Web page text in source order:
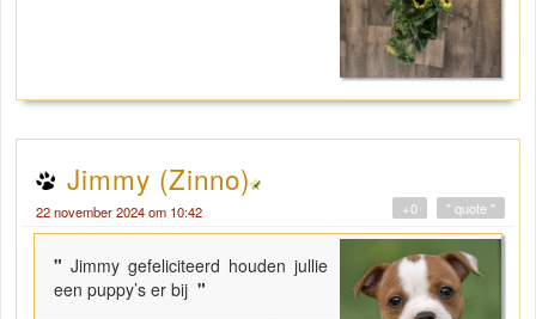
Jimmy (Zinno)
22 november 2024 om 10:42 " quote "
+0
"Jimmy gefeliciteerd houden jullie
een puppy’s er bij "